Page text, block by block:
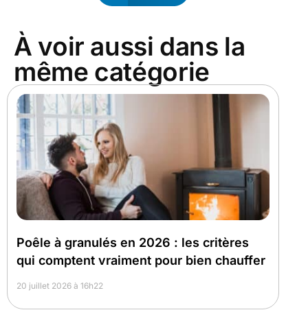
À voir aussi dans la
même catégorie
Poêle à granulés en 2026 : les critères
qui comptent vraiment pour bien chauffer
20 juillet 2026 à 16h22